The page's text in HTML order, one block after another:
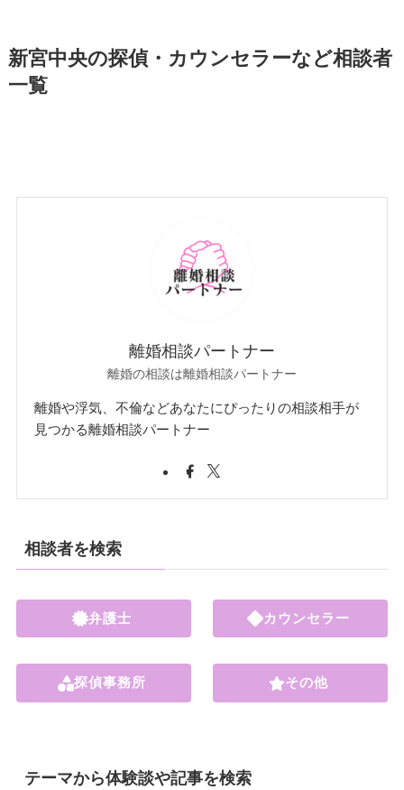
新宮中央の探偵・カウンセラーなど相談者
一覧
離婚相談パートナー
離婚の相談は離婚相談パートナー
離婚や浮気、不倫などあなたにぴったりの相談相手が
見つかる離婚相談パートナー
相談者を検索
弁護士
探偵事務所
カウンセラー
その他
テーマから体験談や記事を検索